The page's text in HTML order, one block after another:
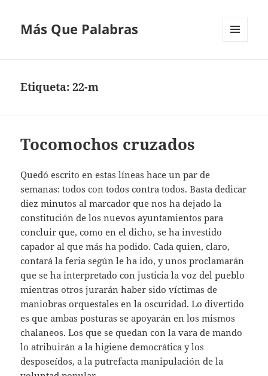
Más Que Palabras
Etiqueta:22-m
Tocomochos cruzados
Quedó escrito en estas líneas hace un par de
semanas: todos con todos contra todos. Basta dedicar
diez minutos al marcador que nos ha dejado la
constitución de los nuevos ayuntamientos para
concluir que, como en el dicho, se ha investido
capador al que más ha podido. Cada quien, claro,
contará la feria según le ha ido, y unos proclamarán
que se ha interpretado con justicia la voz del pueblo
mientras otros jurarán haber sido víctimas de
maniobras orquestales en la oscuridad. Lo divertido
es que ambas posturas se apoyarán en los mismos
chalaneos. Los que se quedan con la vara de mando
lo atribuirán a la higiene democrática y los
desposeídos, a la putrefacta manipulación de la